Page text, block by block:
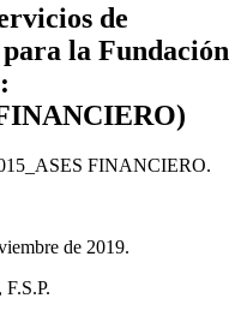
de
la Fundación
FINANCIERO.
de 2019.